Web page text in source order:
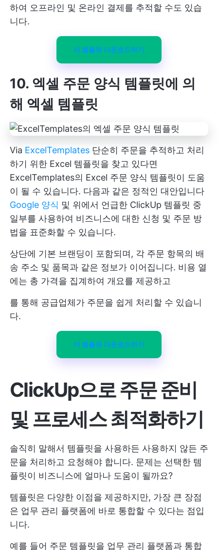
하여 오프라인 및 온라인 결제를 추적할 수도 있습
니다.
이 템플릿 다운로드하기
10. 엑셀 주문 양식 템플릿에 의
해 엑셀 템플릿
Via ExcelTemplates 단순히 주문을 추적하고 처리
하기 위한 Excel 템플릿을 찾고 있다면
ExcelTemplates의 Excel 주문 양식 템플릿이 도움
이 될 수 있습니다. 다음과 같은 정적인 대안입니다
Google 양식 및 위에서 언급한 ClickUp 템플릿 중
일부를 사용하여 비즈니스에 대한 신청 및 주문 방
법을 표준화할 수 있습니다.
상단에 기본 브랜딩이 포함되며, 각 주문 항목의 배
송 주소 및 품목과 같은 정보가 이어집니다. 비용 열
에는 총 가격을 집계하여 개요를 제공하고
를 통해 공급업체가 주문을 쉽게 처리할 수 있습니
다.
이 템플릿 다운로드하기
ClickUp으로 주문 준비
및 프로세스 최적화하기
솔직히 말해서 템플릿을 사용하든 사용하지 않든 주
문을 처리하고 요청해야 합니다. 문제는 선택한 템
플릿이 비즈니스에 얼마나 도움이 될까요?
템플릿은 다양한 이점을 제공하지만, 가장 큰 장점
은 업무 관리 플랫폼에 바로 통합할 수 있다는 점입
니다.
예를 들어 주문 템플릿을 업무 관리 플랫폼과 통합